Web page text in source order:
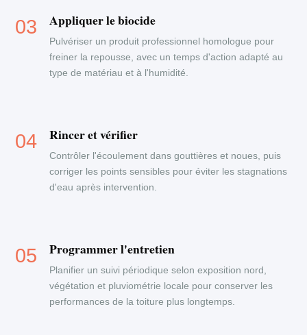
Appliquer le biocide
Pulvériser un produit professionnel homologue pour
freiner la repousse, avec un temps d'action adapté au
type de matériau et à l'humidité.
Rincer et vérifier
Contrôler l'écoulement dans gouttières et noues, puis
corriger les points sensibles pour éviter les stagnations
d'eau après intervention.
Programmer l'entretien
Planifier un suivi périodique selon exposition nord,
végétation et pluviométrie locale pour conserver les
performances de la toiture plus longtemps.